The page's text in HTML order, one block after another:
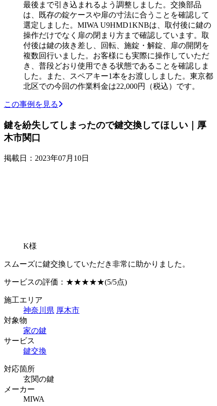
最後まで引き込まれるよう調整しました。交換部品
は、既存の錠ケースや扉の寸法に合うことを確認して
選定しました。MIWA U9HMD1KNBは、取付後に鍵の
操作だけでなく扉の閉まり方まで確認しています。取
付後は鍵の抜き差し、回転、施錠・解錠、扉の開閉を
複数回行いました。お客様にも実際に操作していただ
き、普段どおり使用できる状態であることを確認しま
した。また、スペアキー1本をお渡ししました。東京都
北区での今回の作業料金は22,000円（税込）です。
この事例を見る
鍵を紛失してしまったので鍵交換してほしい｜厚
木市関口
掲載日：2023年07月10日
K様
スムーズに鍵交換していただき非常に助かりました。
サービスの評価： ★★★★★(5/5点)
施工エリア
神奈川県 厚木市
対象物
家の鍵
サービス
鍵交換
対応箇所
玄関の鍵
メーカー
MIWA